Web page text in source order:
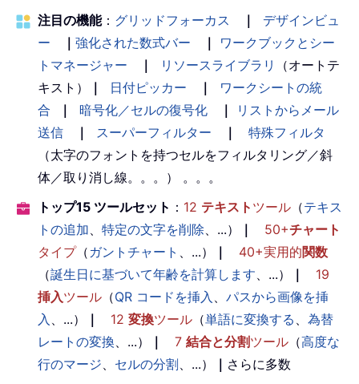
注目の機能： グリッドフォーカス ｜
デザインビュ
ー
｜ 強化された数式バー ｜
ワークブックとシー
トマネージャー
｜ リソースライブラリ
（オートテ
キスト）
｜ 日付ピッカー ｜
ワークシートの統
合
｜ 暗号化／セルの復号化 ｜
リストからメール
送信
｜ スーパーフィルター ｜
特殊フィルタ
（太字のフォントを持つセルをフィルタリング／斜
体／取り消し線。。。） 。。。
トップ15 ツールセット ： 12 テキスト ツール （テキス
トの追加、 特定の文字を削除、...） ｜ 50+チャート
タイプ（ ガントチャート 、...） ｜ 40+実用的関数
（誕生日に基づいて年齢を計算します、...） ｜
19
挿入ツール （QR コードを挿入 、 パスから画像を挿
入 、...） ｜ 12 変換ツール （単語に変換する 、 為替
レートの変換、...） ｜ 7 結合と分割ツール （高度な
行のマージ、 セルの分割、...） ｜ さらに多数